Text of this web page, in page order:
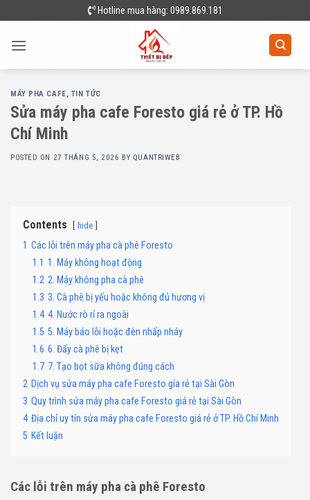
to
content
Hotline mua hàng: 0989.869.181
MÁY PHA CAFE, TIN TỨC
Sửa máy pha cafe Foresto giá rẻ ở TP. Hồ
Chí Minh
POSTED ON 27 THÁNG 5, 2026 BY QUANTRIWEB
Contents hide
1 Các lỗi trên máy pha cà phê Foresto
1.1 1. Máy không hoạt động
1.2 2. Máy không pha cà phê
1.3 3. Cà phê bị yếu hoặc không đủ hương vị
1.4 4. Nước rò rỉ ra ngoài
1.5 5. Máy báo lỗi hoặc đèn nhấp nháy
1.6 6. Đẩy cà phê bị kẹt
1.7 7. Tạo bọt sữa không đúng cách
2 Dịch vụ sửa máy pha cafe Foresto gía rẻ tại Sài Gòn
3 Quy trình sửa máy pha cafe Foresto giá rẻ tại Sài Gòn
4 Địa chỉ uy tín sửa máy pha cafe Foresto giá rẻ ở TP. Hồ Chí Minh
5 Kết luận
Các lỗi trên máy pha cà phê Foresto